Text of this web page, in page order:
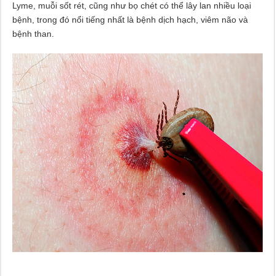
Lyme, muỗi sốt rét, cũng như bọ chét có thể lây lan nhiều loại
bệnh, trong đó nổi tiếng nhất là bệnh dịch hạch, viêm não và
bệnh than.